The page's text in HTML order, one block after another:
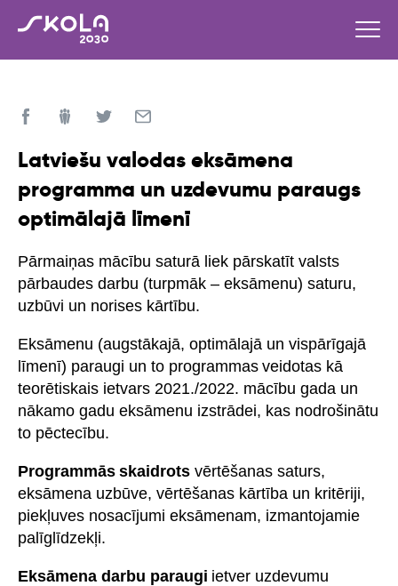
Latviešu valodas eksāmena
programma un uzdevumu paraugs
optimālajā līmenī
Pārmaiņas mācību saturā liek pārskatīt valsts
pārbaudes darbu (turpmāk – eksāmenu) saturu,
uzbūvi un norises kārtību.
Eksāmenu (augstākajā, optimālajā un vispārīgajā
līmenī) paraugi un to programmas veidotas kā
teorētiskais ietvars 2021./2022. mācību gada un
nākamo gadu eksāmenu izstrādei, kas nodrošinātu
to pēctecību.
Programmās skaidrots vērtēšanas saturs,
eksāmena uzbūve, vērtēšanas kārtība un kritēriji,
piekļuves nosacījumi eksāmenam, izmantojamie
palīglīdzekļi.
Eksāmena darbu paraugi ietver uzdevumu